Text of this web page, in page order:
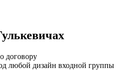
договору
любой дизайн входной группы